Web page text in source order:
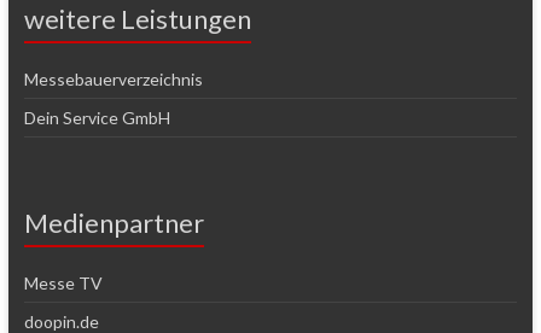
weitere Leistungen
Messebauerverzeichnis
Dein Service GmbH
Medienpartner
Messe TV
doopin.de